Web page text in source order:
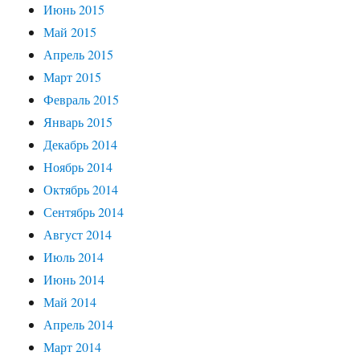
Июнь 2015
Май 2015
Апрель 2015
Март 2015
Февраль 2015
Январь 2015
Декабрь 2014
Ноябрь 2014
Октябрь 2014
Сентябрь 2014
Август 2014
Июль 2014
Июнь 2014
Май 2014
Апрель 2014
Март 2014